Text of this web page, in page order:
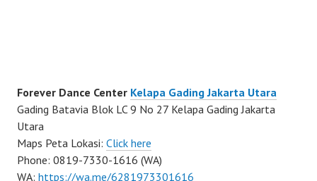
Forever Dance Center Kelapa Gading Jakarta Utara
Gading Batavia Blok LC 9 No 27 Kelapa Gading Jakarta
Utara
Maps Peta Lokasi: Click here
Phone: 0819-7330-1616 (WA)
WA: https://wa.me/6281973301616